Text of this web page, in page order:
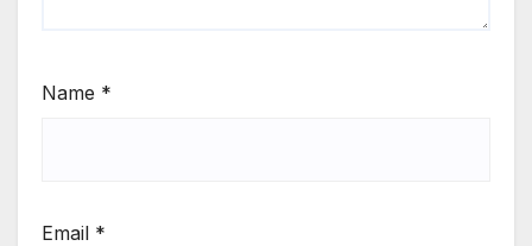
Name *
Email *